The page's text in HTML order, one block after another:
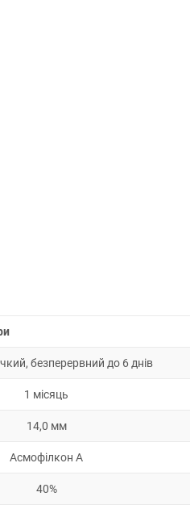
безперервний до 6 днів
1 місяць
14,0 мм
Асмофілкон А
40%